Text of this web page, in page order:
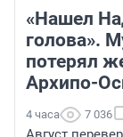
«Нашел
голова».
потерял
Архипо-
4 часа 7 036